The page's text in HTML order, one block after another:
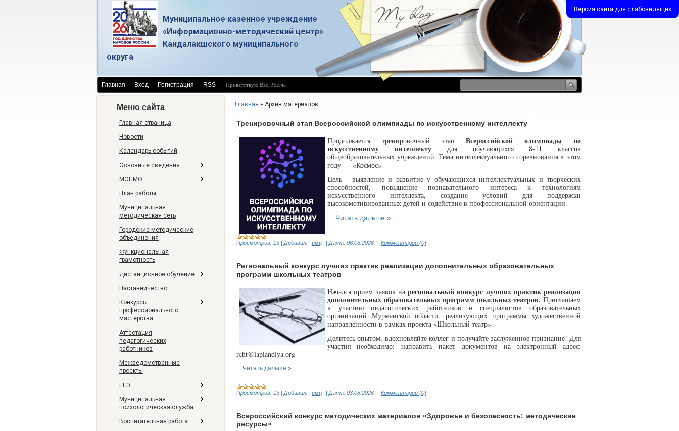
Версия сайта для слабовидящих
Муниципальное казенное учреждение
«Информационно-методический центр»
Кандалакшского муниципального
округа
Главная Вход Регистрация RSS Приветствую Вас Гость
Меню сайта
Главная страница
Новости
Календарь событий
Основные сведения
МОНМО
План работы
Муниципальная
методическая сеть
Городские методические
объединения
Функциональная
грамотность
Дистанционное обучение
Наставничество
Конкурсы
профессионального
мастерства
Аттестация
педагогических
работников
Межведомственные
проекты
ЕГЭ
Муниципальная
психологическая служба
Воспитательная работа
Главная » Архив материалов
Тренировочный этап Всероссийской олимпиады по искусственному интеллекту
Продолжается тренировочный этапВсероссийской олимпиады по
искусственному интеллектудля обучающихся 8-11 классов
общеобразовательных учреждений. Тема интеллектуального соревнования в этом
году — «Космос».
Цель - выявление и развитие у обучающихся интеллектуальных и творческих
способностей, повышение познавательного интереса к технологиям
искусственного интеллекта, создание условий для поддержки
высокомотивированных детей и содействие в профессиональной ориентации.
Читать дальше »
Просмотров: 13 | Добавил: имц | Дата: 06.08.2026 | Комментарии (0)
Региональный конкурс лучших практик реализации дополнительных образовательных
программ школьных театров
Начался прием заявок на региональный конкурс лучших практик реализации
дополнительных образовательных программ школьных театров. Приглашаем
к участию педагогических работников и специалистов образовательных
организаций Мурманской области, реализующих программы художественной
направленности в рамках проекта «Школьный театр».
Делитесь опытом, вдохновляйте коллег и получайте заслуженное признание! Для
участия необходимо:направить пакет документов на электронный адрес:
rcht@laplandiya.org
... Читать дальше »
Просмотров: 13 | Добавил: имц | Дата: 03.08.2026 | Комментарии (0)
Всероссийский конкурс методических материалов «Здоровье и безопасность: методические
ресурсы»